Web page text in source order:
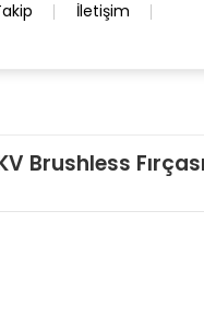
İletişim
Brushless